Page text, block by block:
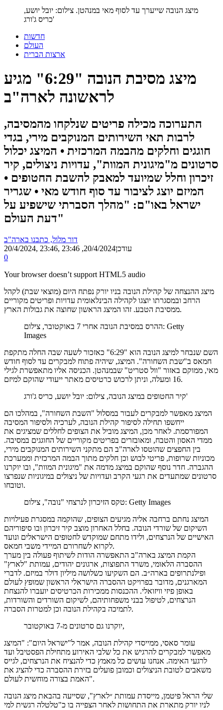
מיצג הנובה שייערך עד לסוף מאי במנהטן. צילום: יובל יושע,
כריס ג'ורג'
חדשות
העולם
ארצות הברית
מיצג מסיבת הנובה "6:29" מגיע
לראשונה לארה"ב
התערוכה מכילה פריטים שנלקחו מהמסיבה,
לרבות תאי השירותים המנוקבים מירי, בגדי
חוגגים וחלקים מהבמה המרכזית • המיצג יכלול
סרטונים מ"מיגונית המוות", עדויות ניצולים, קיר
זיכרון וחלל שמיועד למאבק להשבת החטופים •
המיזם יוצג לציבור עד סוף חודש מאי • שגריר
ישראל באו"ם: "מהלך הסברתי שישפיע על
דעת העולם"
דור מלול, כתבנו בארה"ב
20/4/2024, 23:46
, עודכן20/4/2024, 23:46
0
Your browser doesn’t support HTML5 audio
מיצג ההנצחה של קהילת הנובה בניו יורק נפתח היום (מוצאי שבת) לקהל
הרחב ובמסגרתו יוצגו לקהילה הבינלאומית עדויות ופריטים מקוריים
ממסיבת הטבע. זהו המיצג הראשון שחוצה את גבולות הארץ.
ההרס במסיבת הנובה אחרי 7 באוקטובר, צילום: Getty
Images
השם שנבחר למיצג הנובה הוא "6:29" כאזכור לשעה שבה החלה מתקפת
חמאס ב"שבת השחורה". המיצג, שיהיה פתוח למבקרים עד לסוף חודש
מאי, ממוקם באזור "וול סטריט" שבמנהטן. הכניסה אליו מתאפשרת לגילי
16 ומעלה, וניתן לרכוש כרטיסים מאתר ייעודי שהוקם למיזם.
קיר החטופים במיצג הנובה, צילום: יובל יושע, כריס ג'ורג'
המיצג מאפשר למבקרים לעבור במסלול "השבת השחורה", במהלכו הם
ייחשפו תחילה לסיפור קהילת הנובה, לערכיה ולסיפור המסיבה
המפורסמת. לאחר מכן, המיצג מוביל את הצופים לחללים שמציגים את
ממדי האסון והטבח, ומאובזרים בפריטים מקוריים של החוגגים במסיבה.
בין החפצים שהוטסו לארה"ב הם מתקני השירותים המנוקבים מירי,
מכוניות שרופות, פריטי לבוש וכן חלקים מתוך הבמה המרכזית וממערכת
ההגברה. חדר נוסף שהוקם במיצג מדמה את "מיגונית המוות", ובו יוקרנו
סרטונים שמתעדים את רגעי הקרב ועדויות של ניצולים במיגוניות שנפרצו
וטובחו.
טקס הזיכרון לנרצחי "נובה", צילום: Getty Images
המיצג נחתם ברחבה אליה מגיעים הצופים, שהוקמה במסגרת פעילויות
השיקום של שורדי הנובה. בחלל האחרון מוצב קיר זיכרון ובו סיפוריהם
האישיים של הנרצחים, ולידו מתחם שמוקדש לחטופים הישראלים ונועד
לקרוא לשחרורם המיידי משבי חמאס.
הקמת המיצג בארה"ב התאפשרה הודות לשיתוף פעולה בין מערך
ההסברה הלאומי, משרד התפוצות, ארגונים יהודים, עמותת "לארץ"
ופילנתרופים בארה״ב. הם השקיעו כשלושה מיליון דולר במיזם. לדברי
המארגנים, מדובר בפרויקט ההסברה הישראלי הראשון שמופץ לעולם
באופן פיזי וויזואלי. ההכנסות ממכירות הכרטיסים יועברו להנצחת
הנרצחים, לטיפול בבני משפחותיהם, לשיקום השורדים והשורדות,
לתמיכה בקהילת הנובה וכן למטרות הסברה.
יוקרנו גם סרטונים מ-7 באוקטובר,
עומר סאסי, ממייסדי קהילת הנובה, אמר ל"ישראל היום": "המיצג
מאפשר למבקרים להרגיש את כל שלבי האירוע מתחילת הפסטיבל ועד
לרגעי האימה. אנחנו עושים כל מאמץ כדי להנציח את הנרצחים, לגייס
משאבים לטובת הניצולים וכמובן פועלים בזירת ההסברה כדי להציג את
האמת בצורה מוחשית לעולם".
שלי הראל פיטמן, מייסדת עמותת ״לארץ", שסייעה בהבאת מיצג הנובה
לניו יורק מתארת את התחושות לאחר הצפייה בו כ"טלטלה רגשית למי